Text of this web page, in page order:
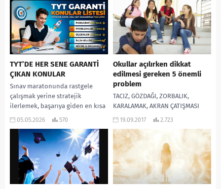
önce puanlara, sonra da o
meşhur başarı...
TYT’DE HER SENE GARANTİ
ÇIKAN KONULAR
Sınav maratonunda rastgele
çalışmak yerine stratejik
ilerlemek, başarıya giden en kısa
yoldur. Zamanın daraldığı bu
neredeyse...
05.05.2026 570
Okullar açılırken dikkat
edilmesi gereken 5 önemli
problem
TACIZ, GÖZDAĞI, ZORBALIK,
KARALAMAK, AKRAN ÇATIŞMASI
GIBI SORUNLARI ANLAMAK VE BAŞ
ebeveyn, öğretmen ve idareci
yeni bir...
19.09.2017 2.723